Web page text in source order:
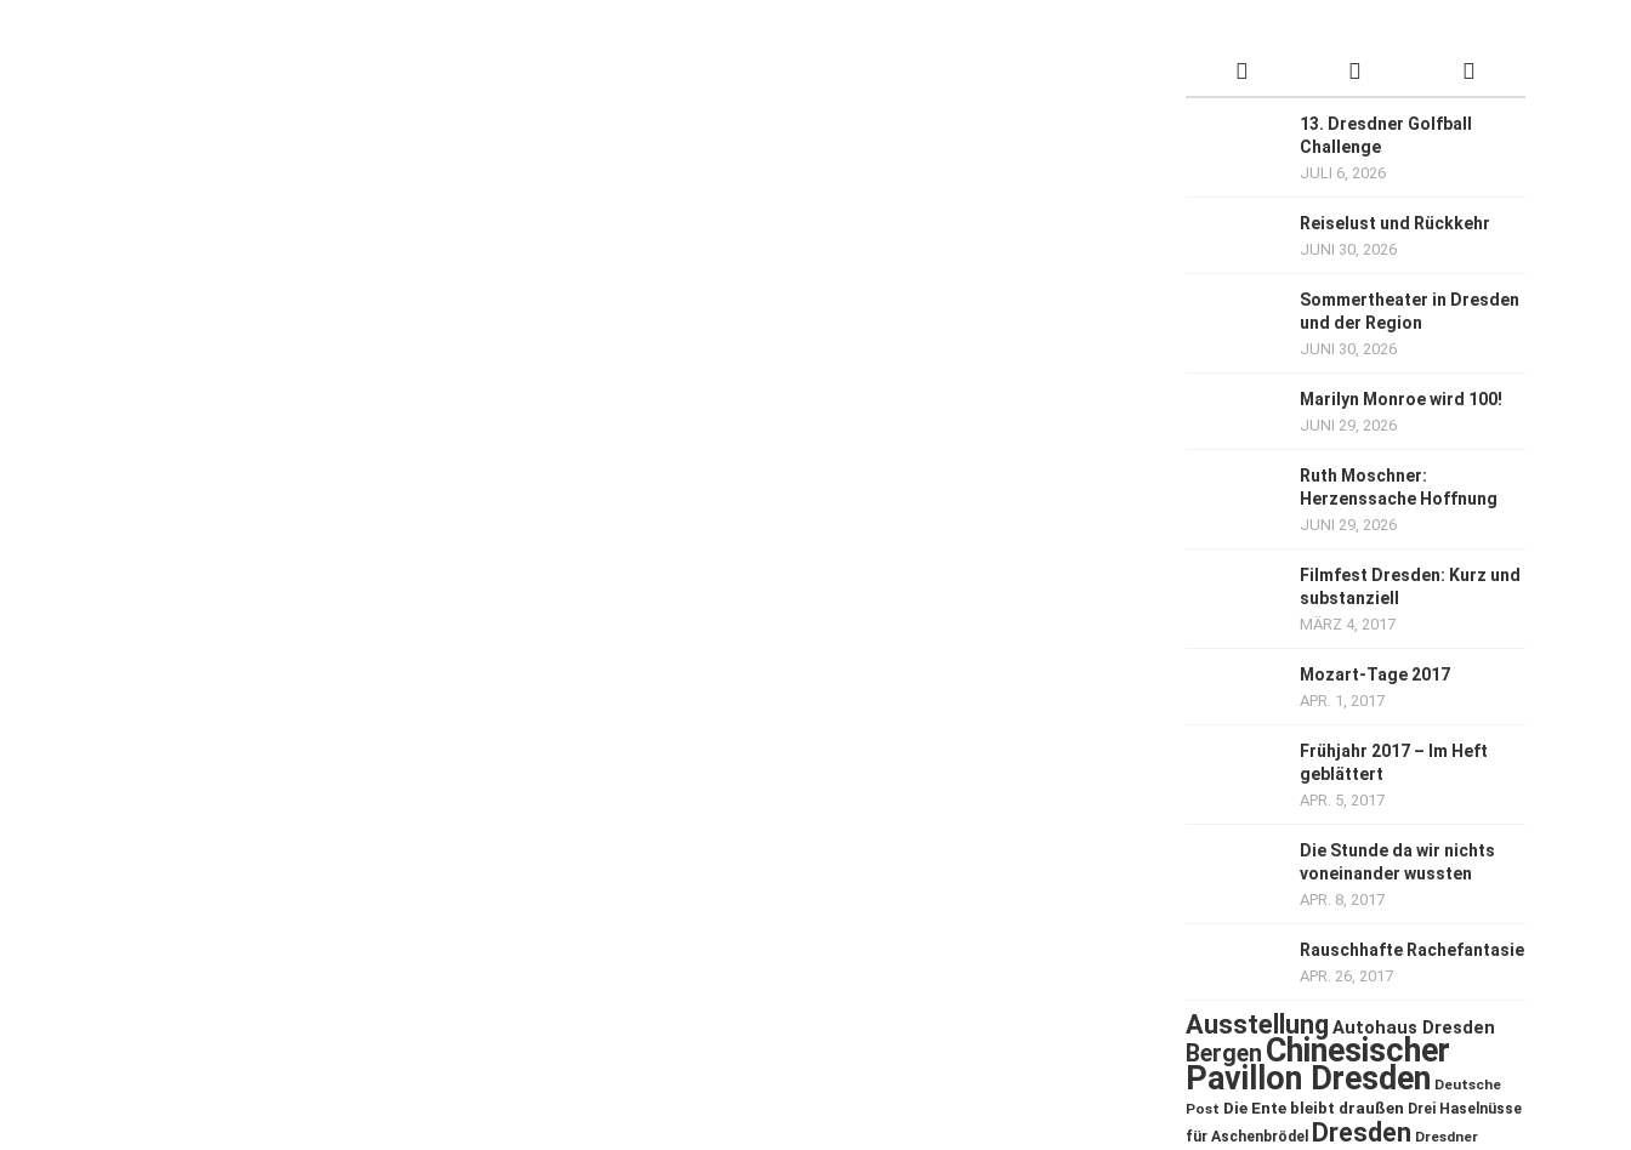
13. Dresdner Golfball
Challenge
JULI 6, 2026
Reiselust und Rückkehr
JUNI 30, 2026
Sommertheater in Dresden
und der Region
JUNI 30, 2026
Marilyn Monroe wird 100!
JUNI 29, 2026
Ruth Moschner:
Herzenssache Hoffnung
JUNI 29, 2026
Filmfest Dresden: Kurz und
substanziell
MÄRZ 4, 2017
Mozart-Tage 2017
APR. 1, 2017
Frühjahr 2017 – Im Heft
geblättert
APR. 5, 2017
Die Stunde da wir nichts
voneinander wussten
APR. 8, 2017
Rauschhafte Rachefantasie
APR. 26, 2017
Ausstellung Autohaus Dresden
Bergen Chinesischer
Pavillon Dresden Deutsche
Post Die Ente bleibt draußen Drei Haselnüsse
für Aschenbrödel
Dresden Dresdner